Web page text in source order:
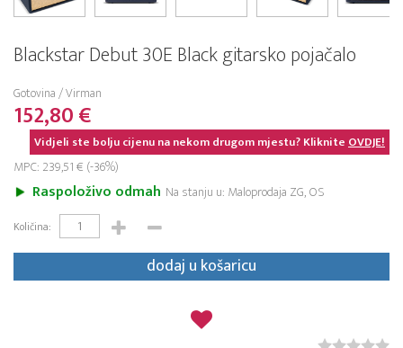
Blackstar Debut 30E Black gitarsko pojačalo
Gotovina / Virman
152,80 €
Vidjeli ste bolju cijenu na nekom drugom mjestu? KlikniteOVDJE!
MPC: 239,51 € (-36%)
Raspoloživo odmah Na stanju u: Maloprodaja ZG, OS
Količina:
dodaj u košaricu